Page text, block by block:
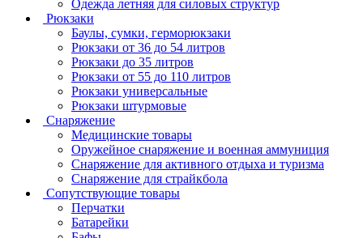
Одежда летняя для силовых структур
Рюкзаки
Баулы, сумки, герморюкзаки
Рюкзаки от 36 до 54 литров
Рюкзаки до 35 литров
Рюкзаки от 55 до 110 литров
Рюкзаки универсальные
Рюкзаки штурмовые
Снаряжение
Медицинские товары
Оружейное снаряжение и военная аммуниция
Снаряжение для активного отдыха и туризма
Снаряжение для страйкбола
Сопутствующие товары
Перчатки
Батарейки